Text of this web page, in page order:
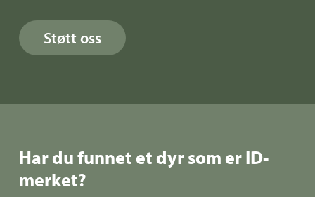
Støtt oss
Har du funnet et dyr som er ID-
merket?